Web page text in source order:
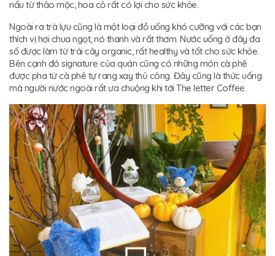
nấu từ thảo mộc, hoa cỏ rất có lợi cho sức khỏe.
Ngoài ra trà lựu cũng là một loại đồ uống khó cưỡng với các bạn
thích vị hơi chua ngọt, nó thanh và rất thơm. Nước uống ở đây đa
số được làm từ trái cây organic, rất healthy và tốt cho sức khỏe.
Bên cạnh đó signature của quán cũng có những món cà phê
được pha từ cà phê tự rang xay thủ công. Đây cũng là thức uống
mà người nước ngoài rất ưa chuộng khi tới The letter Coffee.